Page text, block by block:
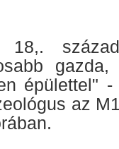
18,.
épülettel"
az